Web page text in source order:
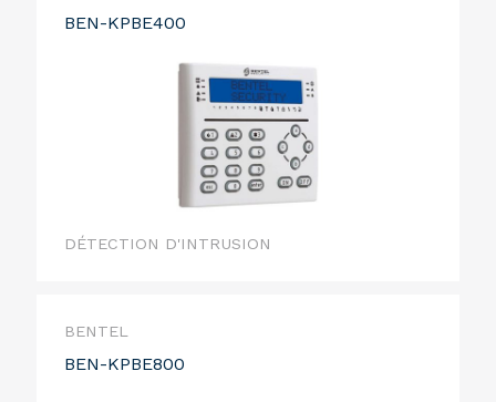
BEN-KPBE400
DÉTECTION D'INTRUSION
BENTEL
BEN-KPBE800